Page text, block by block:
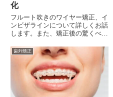
化
フルート吹きのワイヤー矯正、イ
ンビザラインについて詳しくお話
します。また、矯正後の驚くべき
たいと思います♪
歯列矯正